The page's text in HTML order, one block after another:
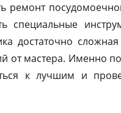
ремонт
специальные
достаточно
от мастера. Именно
к лучшим и